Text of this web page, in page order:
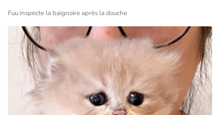
Fuu inspecte la baignoire après la douche